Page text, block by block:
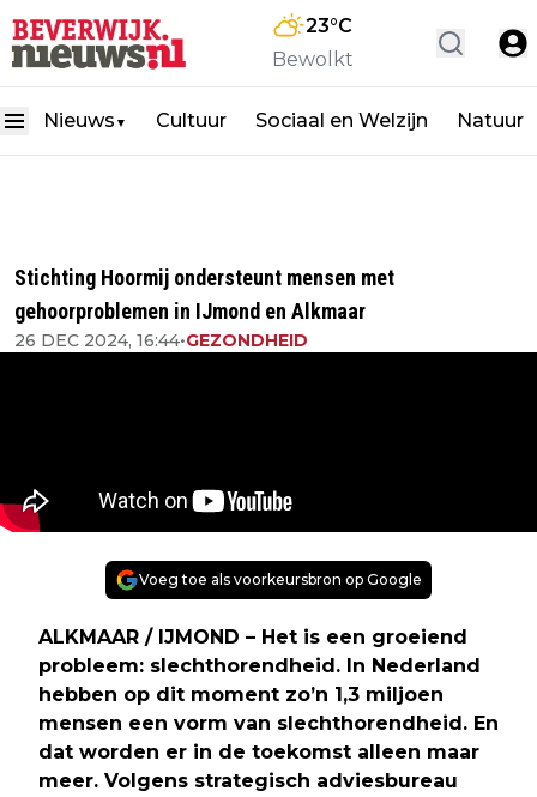
23°C
Bewolkt
Nieuws ▼ Cultuur Sociaal en Welzijn Natuur
Stichting Hoormij ondersteunt mensen met
gehoorproblemen in IJmond en Alkmaar
26 DEC 2024, 16:44•GEZONDHEID
Voeg toe als voorkeursbron op Google
ALKMAAR / IJMOND – Het is een groeiend
probleem: slechthorendheid. In Nederland
hebben op dit moment zo’n 1,3 miljoen
mensen een vorm van slechthorendheid. En
dat worden er in de toekomst alleen maar
meer. Volgens strategisch adviesbureau